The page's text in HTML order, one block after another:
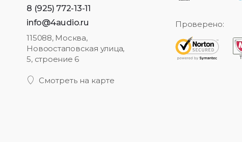
8 (925) 772-13-11
info@4audio.ru
115088, Москва,
Новоостаповская улица,
5, строение 6
Смотреть на карте
Проверено: